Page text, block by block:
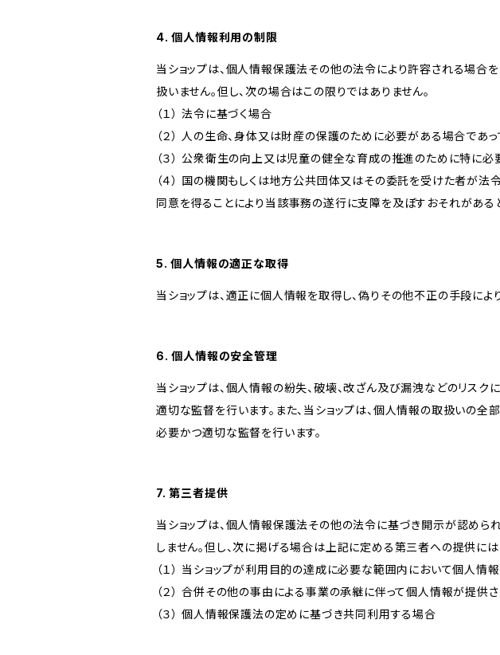
4. 個人情報利用の制限
当ショップは、個人情報保護法その他の法令により許容される場合
扱いません。但し、次の場合はこの限りではありません。
（１） 法令に基づく場合
（２） 人の生命、身体又は財産の保護のために必要がある場合であ
（３） 公衆衛生の向上又は児童の健全な育成の推進のために特に
（４） 国の機関もしくは地方公共団体又はその委託を受けた者が
同意を得ることにより当該事務の遂行に支障を及ぼすおそれがある
5. 個人情報の適正な取得
当ショップは、適正に個人情報を取得し、偽りその他不正の手段によ
6. 個人情報の安全管理
当ショップは、個人情報の紛失、破壊、改ざん及び漏洩などのリス
適切な監督を行います。また、当ショップは、個人情報の取扱いの
必要かつ適切な監督を行います。
7. 第三者提供
当ショップは、個人情報保護法その他の法令に基づき開示が認め
しません。但し、次に掲げる場合は上記に定める第三者への提供には
（１） 当ショップが利用目的の達成に必要な範囲内において個人
（２） 合併その他の事由による事業の承継に伴って個人情報が提供
（３） 個人情報保護法の定めに基づき共同利用する場合